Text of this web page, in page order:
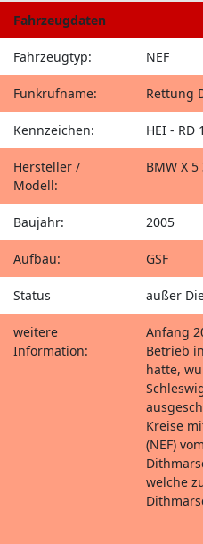
Fahrzeugdaten
Fahrzeugtyp: NEF
Funkrufname: Rettung
Kennzeichen: HEI - RD
Hersteller /
Modell:
BMW X 5
Baujahr: 2005
Aufbau: GSF
Status außer
weitere
Information:
Anfang
Betrieb
hatte,
Kreise
(NEF)
welche